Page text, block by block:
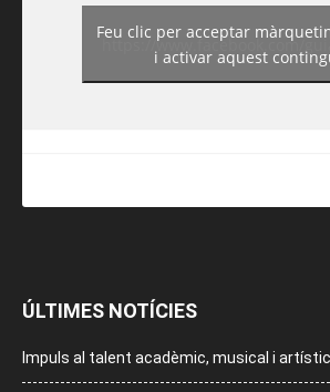
https://www.facebook.com/
Feu clic per acceptar
i activar aquest
ÚLTIMES NOTÍCIES
Impuls al talent acadèmic, musical i artístic